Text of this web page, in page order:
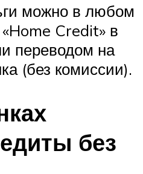
можно в любом
Credit» в
переводом на
(без комиссии).
без